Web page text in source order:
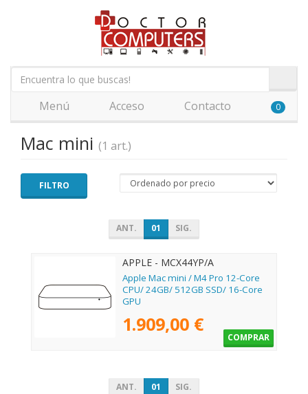
Menú Acceso Contacto 0
Mac mini (1 art.)
FILTRO
ANT. 01 SIG.
APPLE - MCX44YP/A
Apple Mac mini / M4 Pro 12-Core
CPU/ 24GB/ 512GB SSD/ 16-Core
GPU
1.909,00 €
COMPRAR
ANT. 01 SIG.